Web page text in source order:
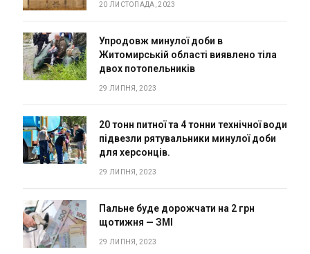
20 ЛИСТОПАДА, 2023
Упродовж минулої доби в
Житомирській області виявлено тіла
двох потопельників
29 ЛИПНЯ, 2023
20 тонн питної та 4 тонни технічної води
підвезли рятувальники минулої доби
для херсонців.
29 ЛИПНЯ, 2023
Пальне буде дорожчати на 2 грн
щотижня — ЗМІ
29 ЛИПНЯ, 2023